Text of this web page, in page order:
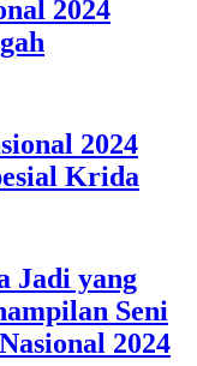
2024
2024
Krida
Jadi yang
Seni
2024